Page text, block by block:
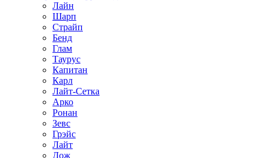
Лайн
Шарп
Страйп
Бенд
Глам
Таурус
Капитан
Карл
Лайт-Сетка
Арко
Ронан
Зевс
Грэйс
Лайт
Дож